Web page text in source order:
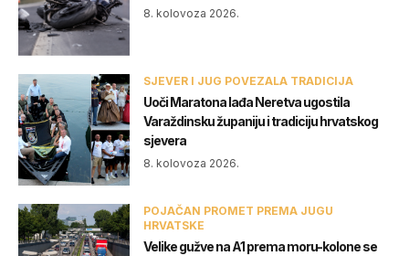
8. kolovoza 2026.
SJEVER I JUG POVEZALA TRADICIJA
Uoči Maratona lađa Neretva ugostila
Varaždinsku županiju i tradiciju hrvatskog
sjevera
8. kolovoza 2026.
POJAČAN PROMET PREMA JUGU
HRVATSKE
Velike gužve na A1 prema moru-kolone se